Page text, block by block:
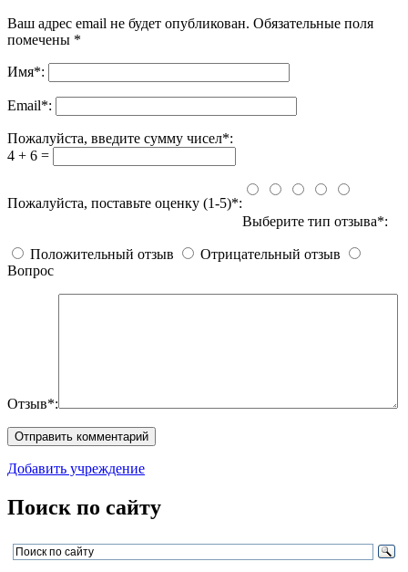
Ваш адрес email не будет опубликован. Обязательные поля
помечены *
Имя*:
Email*:
Пожалуйста, введите сумму чисел*:
4 + 6 =
Пожалуйста, поставьте оценку (1-5)*:
Выберите тип отзыва*:
Положительный отзыв
Отрицательный отзыв
Вопрос
Отзыв*:
Добавить учреждение
Поиск по сайту